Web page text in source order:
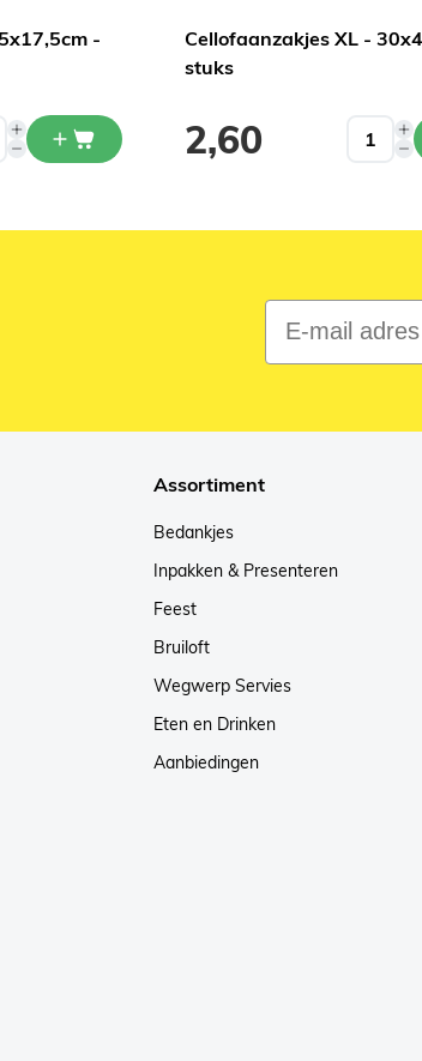
-
Cellofaanzakjes XL -
stuks
2,60
E-mail adres
Assortiment
Bedankjes
Inpakken & Presenteren
Feest
Bruiloft
Wegwerp Servies
Eten en Drinken
Aanbiedingen